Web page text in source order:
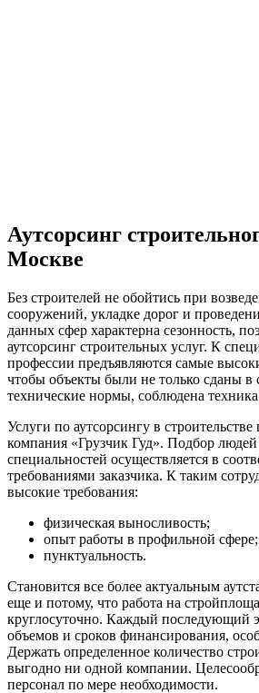
Аутсорсинг
Москве
Без строителей не обойтись при
сооружений, укладке дорог и
данных сфер характерна сезонность,
аутсорсинг строительных услуг. К
профессии предъявляются самые
чтобы объекты были не только сданы
технические нормы, соблюдена техника
Услуги по аутсорсингу в строительстве
компания «Грузчик Гуд». Подбор
специальностей осуществляется в
требованиями заказчика. К таким
высокие требования:
физическая выносливость;
опыт работы в профильной сфере;
пунктуальность.
Становится все более актуальным
еще и потому, что работа на
круглосуточно. Каждый последующий
объемов и сроков финансирования,
Держать определенное количество
выгодно ни одной компании.
персонал по мере необходимости.